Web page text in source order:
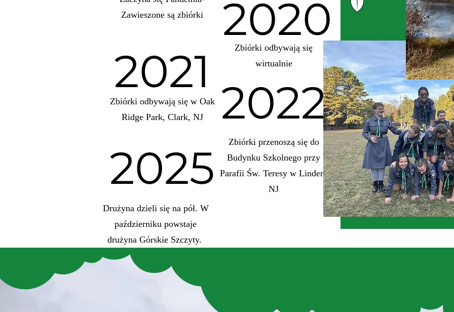
Zawieszone są zbiórki
2021
Zbiórki odbywają się w Oak
Ridge Park, Clark, NJ
2020
Zbiórki odbywają się
wirtualnie
2022
Zbiórki przenoszą się do
Budynku Szkolnego przy
Parafii Św. Teresy w Linden,
NJ
2025
Drużyna dzieli się na pół. W
październiku powstaje
drużyna Górskie Szczyty.